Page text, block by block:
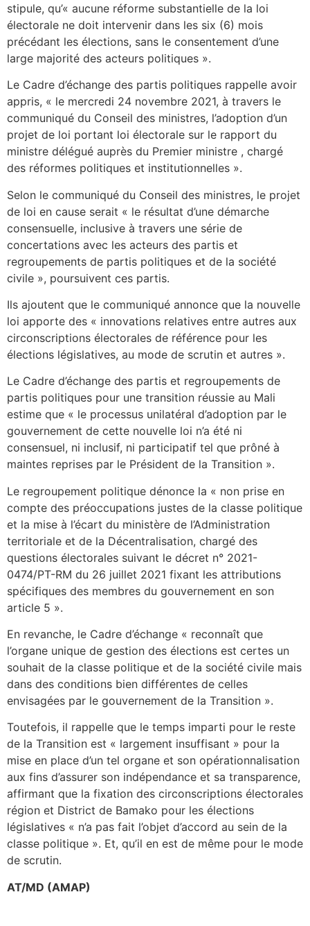
stipule, qu’« aucune réforme substantielle de la loi
électorale ne doit intervenir dans les six (6) mois
précédant les élections, sans le consentement d’une
large majorité des acteurs politiques ».
Le Cadre d’échange des partis politiques rappelle avoir
appris, « le mercredi 24 novembre 2021, à travers le
communiqué du Conseil des ministres, l’adoption d’un
projet de loi portant loi électorale sur le rapport du
ministre délégué auprès du Premier ministre , chargé
des réformes politiques et institutionnelles ».
Selon le communiqué du Conseil des ministres, le projet
de loi en cause serait « le résultat d’une démarche
consensuelle, inclusive à travers une série de
concertations avec les acteurs des partis et
regroupements de partis politiques et de la société
civile », poursuivent ces partis.
Ils ajoutent que le communiqué annonce que la nouvelle
loi apporte des « innovations relatives entre autres aux
circonscriptions électorales de référence pour les
élections législatives, au mode de scrutin et autres ».
Le Cadre d’échange des partis et regroupements de
partis politiques pour une transition réussie au Mali
estime que « le processus unilatéral d’adoption par le
gouvernement de cette nouvelle loi n’a été ni
consensuel, ni inclusif, ni participatif tel que prôné à
maintes reprises par le Président de la Transition ».
Le regroupement politique dénonce la « non prise en
compte des préoccupations justes de la classe politique
et la mise à l’écart du ministère de l’Administration
territoriale et de la Décentralisation, chargé des
questions électorales suivant le décret n° 2021-
0474/PT-RM du 26 juillet 2021 fixant les attributions
spécifiques des membres du gouvernement en son
article 5 ».
En revanche, le Cadre d’échange « reconnaît que
l’organe unique de gestion des élections est certes un
souhait de la classe politique et de la société civile mais
dans des conditions bien différentes de celles
envisagées par le gouvernement de la Transition ».
Toutefois, il rappelle que le temps imparti pour le reste
de la Transition est « largement insuffisant » pour la
mise en place d’un tel organe et son opérationnalisation
aux fins d’assurer son indépendance et sa transparence,
affirmant que la fixation des circonscriptions électorales
région et District de Bamako pour les élections
législatives « n’a pas fait l’objet d’accord au sein de la
classe politique ». Et, qu’il en est de même pour le mode
de scrutin.
AT/MD (AMAP)